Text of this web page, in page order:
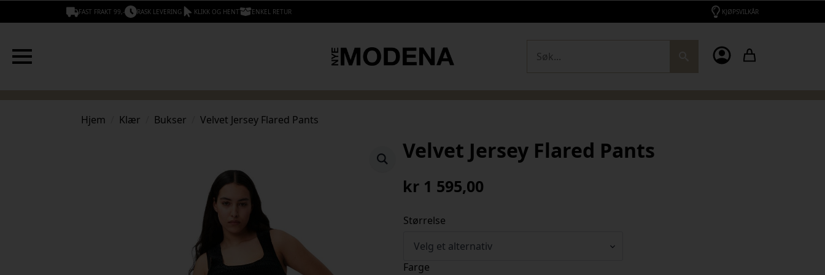
FAST FRAKT 99,- RASK LEVERING KLIKK OG HENT ENKEL RETUR KJØPSVILKÅR
Hjem Klær Bukser Velvet Jersey Flared Pants
Velvet Jersey Flared Pants
kr 1 595,00
Størrelse
Farge